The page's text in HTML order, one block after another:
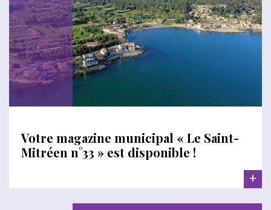
Votre magazine municipal « Le Saint-
Mitréen n°33 » est disponible !
+